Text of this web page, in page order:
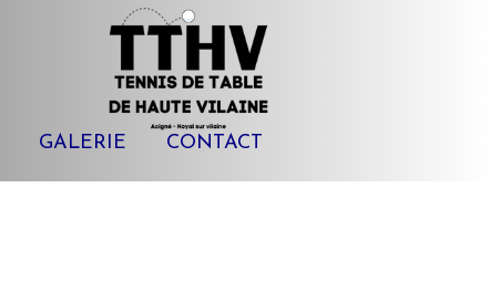
GALERIE CONTACT